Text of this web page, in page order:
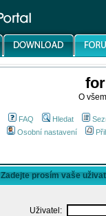
O
FAQ Hledat
Osobní nastavení
Zadejte prosím vaše
Uživatel: